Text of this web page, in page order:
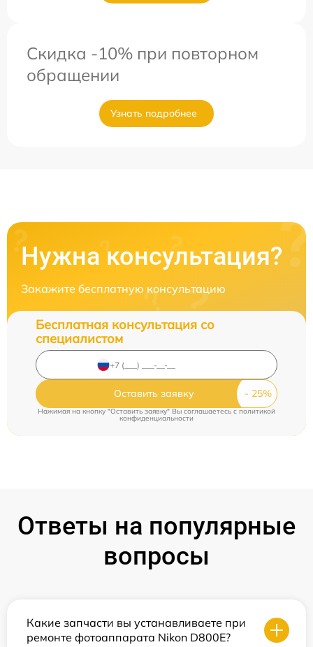
Скидка -10% при повторном
обращении
Узнать подробнее
Нужна консультация?
Закажите бесплатную консультацию
Бесплатная консультация со
специалистом
Оставить заявку
Нажимая на кнопку "Оставить заявку" Вы соглашаетесь c политикой
конфиденциальности
Ответы на популярные
вопросы
Какие запчасти вы устанавливаете при
ремонте фотоаппарата Nikon D800E?